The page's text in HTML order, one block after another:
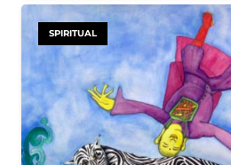
SPIRITUAL